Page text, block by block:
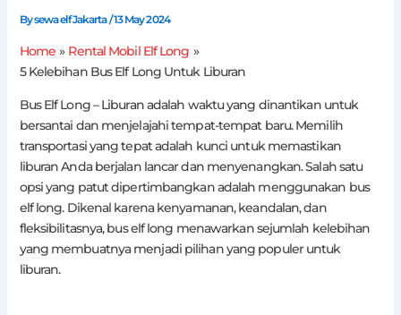
Bysewa elf Jakarta/13 May 2024
Home
Rental Mobil Elf Long
5 Kelebihan Bus Elf Long Untuk Liburan
Bus Elf Long – Liburan adalah waktu yang dinantikan untuk
bersantai dan menjelajahi tempat-tempat baru. Memilih
transportasi yang tepat adalah kunci untuk memastikan
liburan Anda berjalan lancar dan menyenangkan. Salah satu
opsi yang patut dipertimbangkan adalah menggunakan bus
elf long. Dikenal karena kenyamanan, keandalan, dan
fleksibilitasnya, bus elf long menawarkan sejumlah kelebihan
yang membuatnya menjadi pilihan yang populer untuk
liburan.